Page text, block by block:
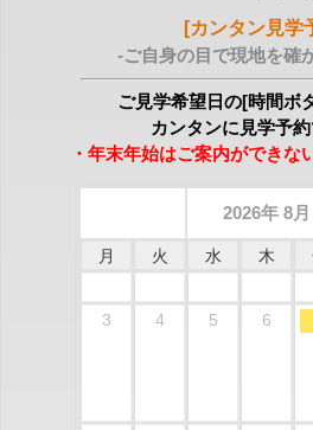
[カンタン見学
-ご自身の目で現地を確
ご見学希望日の[時間ボ
カンタンに見学予
・年末年始はご案内ができな
2026年 8月
月 火 水 木
3
4 5 6